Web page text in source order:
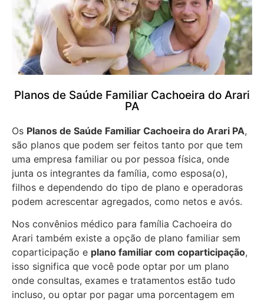
Planos de Saúde Familiar Cachoeira do Arari
PA
Os Planos de Saúde Familiar Cachoeira do Arari PA,
são planos que podem ser feitos tanto por que tem
uma empresa familiar ou por pessoa física, onde
junta os integrantes da família, como esposa(o),
filhos e dependendo do tipo de plano e operadoras
podem acrescentar agregados, como netos e avós.
Nos convênios médico para família Cachoeira do
Arari também existe a opção de plano familiar sem
coparticipação e plano familiar com coparticipação,
isso significa que você pode optar por um plano
onde consultas, exames e tratamentos estão tudo
incluso, ou optar por pagar uma porcentagem em